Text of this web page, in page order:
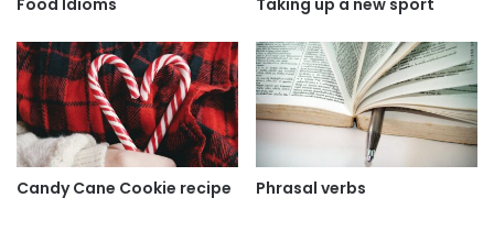
Food Idioms Taking up a new sport
Candy Cane Cookie recipe Phrasal verbs